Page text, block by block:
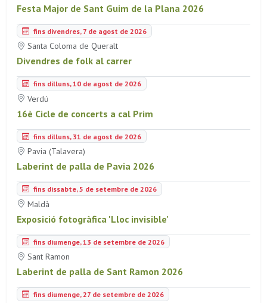
Festa Major de Sant Guim de la Plana 2026
fins divendres, 7 de agost de 2026
Santa Coloma de Queralt
Divendres de folk al carrer
fins dilluns, 10 de agost de 2026
Verdú
16è Cicle de concerts a cal Prim
fins dilluns, 31 de agost de 2026
Pavia (Talavera)
Laberint de palla de Pavia 2026
fins dissabte, 5 de setembre de 2026
Maldà
Exposició fotogràfica 'Lloc invisible'
fins diumenge, 13 de setembre de 2026
Sant Ramon
Laberint de palla de Sant Ramon 2026
fins diumenge, 27 de setembre de 2026